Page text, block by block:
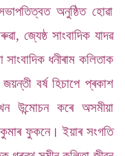
অনুষ্ঠিত হোৱা
জ্যেষ্ঠ সাংবাদিক যাদৱ
ধনীৰাম কলিতাক
বৰ্ষ হিচাপে প্ৰকাশ
উন্মোচন কৰে অসমীয়া
ফুকনে। ইয়াৰ সংগতি